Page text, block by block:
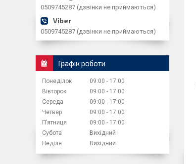
0509745287 (дзвінки не приймаються)
0509745287 (дзвінки не приймаються)
Графік роботи
Понеділок 09:00
17:00
Вівторок
09:00
17:00
Середа
09:00
17:00
Четвер
09:00
17:00
Пʼятниця
09:00
17:00
Субота
Вихідний
Неділя
Вихідний